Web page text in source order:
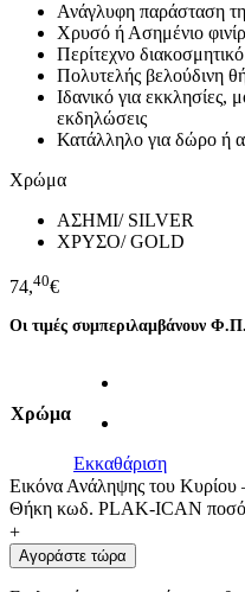
Ανάγλυφη παράσταση
Χρυσό ή Ασημένιο
Περίτεχνο
Πολυτελής βελούδινη
Ιδανικό για εκκλησίες,
εκδηλώσεις
Κατάλληλο για δώρο ή
Χρώμα
ΑΣΗΜΙ/ SILVER
ΧΡΥΣΟ/ GOLD
74,40€
Οι τιμές συμπεριλαμβάνουν
Χρώμα
Εκκαθάριση
Εικόνα Ανάληψης του
Θήκη κωδ. PLAK-ICAN
+
Αγοράστε τώρα